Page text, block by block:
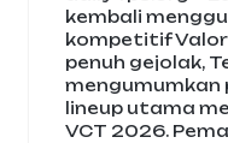
kembali
kompetitif
penuh gejolak,
mengumumkan
lineup utama
VCT 2026.